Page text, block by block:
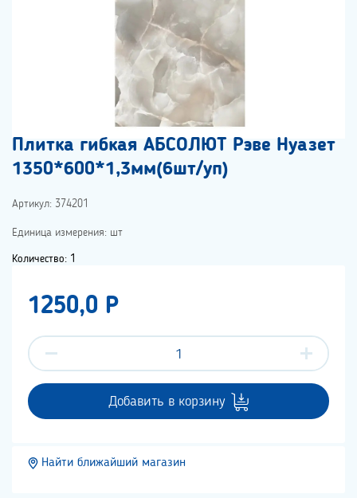
Плитка гибкая АБСОЛЮТ Рэве Нуазет
1350*600*1,3мм(6шт/уп)
Артикул: 374201
Единица измерения: шт
Количество: 1
1250,0 P
Добавить в корзину
Найти ближайший магазин